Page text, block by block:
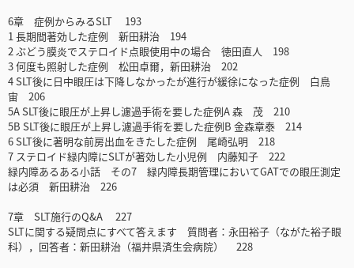
6章 症例からみるSLT 193
1 長期間著効した症例 新田耕治 194
2 ぶどう膜炎でステロイド点眼使用中の場合 徳田直人 198
3 何度も照射した症例 松田卓爾，新田耕治 202
4 SLT後に日中眼圧は下降しなかったが進行が緩徐になった症例 白鳥
宙 206
5A SLT後に眼圧が上昇し濾過手術を要した症例A 森 茂 210
5B SLT後に眼圧が上昇し濾過手術を要した症例B 金森章泰 214
6 SLT後に著明な前房出血をきたした症例 尾崎弘明 218
7 ステロイド緑内障にSLTが著効した小児例 内藤知子 222
緑内障あるある小話 その7 緑内障長期管理においてGATでの眼圧測定
は必須 新田耕治 226
7章 SLT施行のQ&A 227
SLTに関する疑問点にすべて答えます 質問者：永田裕子（ながた裕子眼
科），回答者：新田耕治（福井県済生会病院） 228